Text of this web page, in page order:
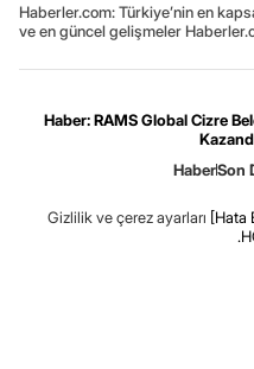
Haberler.com: Türkiye’nin en
ve en güncel gelişmeler
Haber: RAMS Global Cizre
HaberSon
Gizlilik ve çerez ayarları [Hata